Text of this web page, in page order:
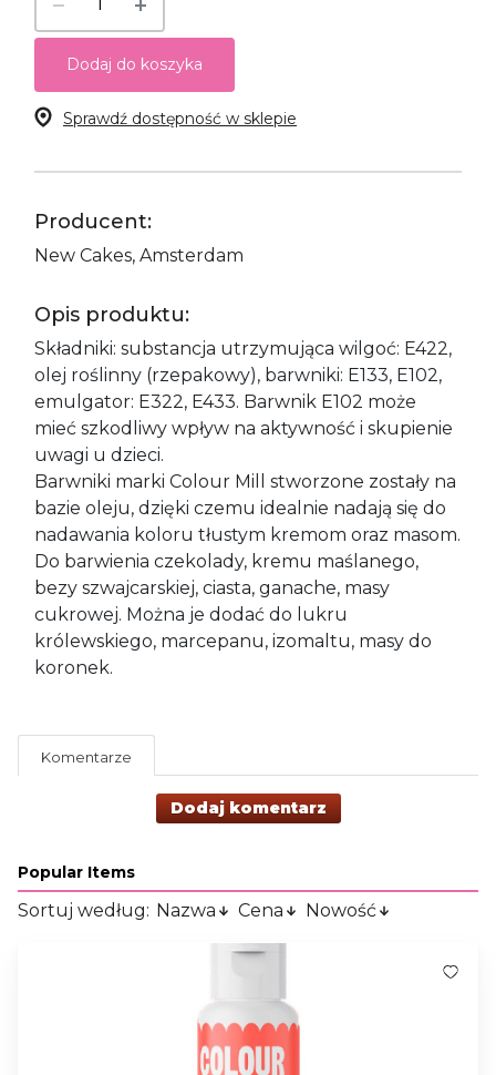
Dodaj do koszyka
Sprawdź dostępność w sklepie
Producent:
New Cakes, Amsterdam
Opis produktu:
Składniki: substancja utrzymująca wilgoć: E422,
olej roślinny (rzepakowy), barwniki: E133, E102,
emulgator: E322, E433. Barwnik E102 może
mieć szkodliwy wpływ na aktywność i skupienie
uwagi u dzieci.
Barwniki marki Colour Mill stworzone zostały na
bazie oleju, dzięki czemu idealnie nadają się do
nadawania koloru tłustym kremom oraz masom.
Do barwienia czekolady, kremu maślanego,
bezy szwajcarskiej, ciasta, ganache, masy
cukrowej. Można je dodać do lukru
królewskiego, marcepanu, izomaltu, masy do
koronek.
Komentarze
Dodaj komentarz
Popular Items
Sortuj według: Nazwa Cena Nowość